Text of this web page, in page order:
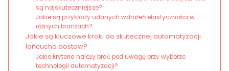
są najskuteczniejsze?
Jakie są przykłady udanych wdrożeń elastyczności w
różnych branżach?
Jakie są kluczowe kroki do skutecznej automatyzacji
łańcucha dostaw?
Jakie kryteria należy brać pod uwagę przy wyborze
technologii automatyzacji?